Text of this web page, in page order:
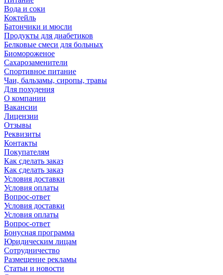
Вода и соки
Коктейль
Батончики и мюсли
Продукты для диабетиков
Белковые смеси для больных
Биомороженое
Сахарозаменители
Спортивное питание
Чаи, бальзамы, сиропы, травы
Для похудения
О компании
Вакансии
Лицензии
Отзывы
Реквизиты
Контакты
Покупателям
Как сделать заказ
Как сделать заказ
Условия доставки
Условия оплаты
Вопрос-ответ
Условия доставки
Условия оплаты
Вопрос-ответ
Бонусная программа
Юридическим лицам
Сотрудничество
Размещение рекламы
Статьи и новости